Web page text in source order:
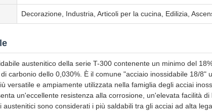
Decorazione, Industria, Articoli per la cucina, Edilizia,
austenitico della serie T-300 contenente un minimo del
carbonio dello 0,030%. È il comune "acciaio inossidabile 18/8"
versatile e ampiamente utilizzata nella famiglia degli acciai
un'eccellente resistenza alla corrosione, un'elevata facilità
austenitici sono considerati i più saldabili tra gli acciai ad alta